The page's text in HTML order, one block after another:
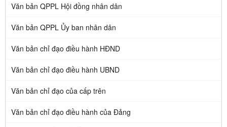
Văn bản QPPL Hội đồng nhân dân
Văn bản QPPL Ủy ban nhân dân
Văn bản chỉ đạo điều hành HĐND
Văn bản chỉ đạo điều hành UBND
Văn bản chỉ đạo của cấp trên
Văn bản chỉ đạo điều hành của Đảng